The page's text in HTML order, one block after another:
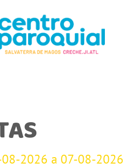
08-2026 a 07-08-2026